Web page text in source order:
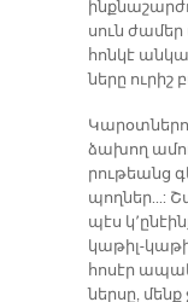
սուն
հոն­կէ
նե­րը ու­րիշ
ձա­խող
րու­թեանց
պող­ներ...:
պէս
կա­թիլ-
հո­սէր
ներ­սը,